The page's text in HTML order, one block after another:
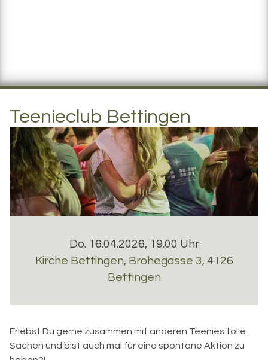
Teenieclub Bettingen
Do. 16.04.2026, 19.00 Uhr
Kirche Bettingen, Brohegasse 3, 4126
Bettingen
Erlebst Du gerne zusammen mit anderen Teenies tolle
Sachen und bist auch mal für eine spontane Aktion zu